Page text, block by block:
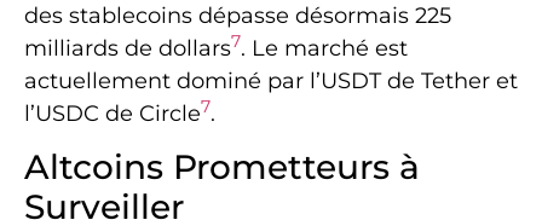
des stablecoins dépasse désormais 225
milliards de dollars7. Le marché est
actuellement dominé par l’USDT de Tether et
l’USDC de Circle7.
Altcoins Prometteurs à
Surveiller